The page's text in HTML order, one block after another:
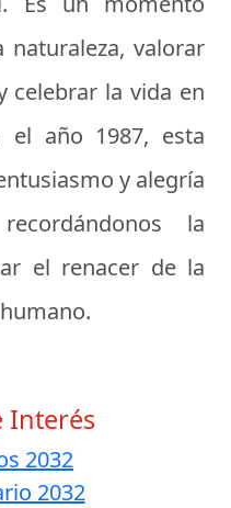
valorar
celebrar la vida en
el año 1987, esta
y alegría
la
el renacer de la
Interés
2032
2032